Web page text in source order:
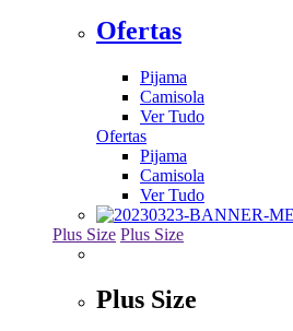
Ofertas
Pijama
Camisola
Ver Tudo
Ofertas
Pijama
Camisola
Ver Tudo
Plus Size Plus Size
Plus Size